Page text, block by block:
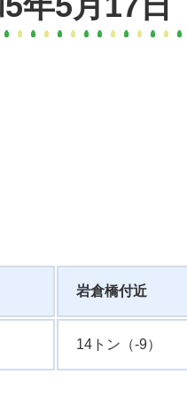
岩倉橋付近
14トン（-9）